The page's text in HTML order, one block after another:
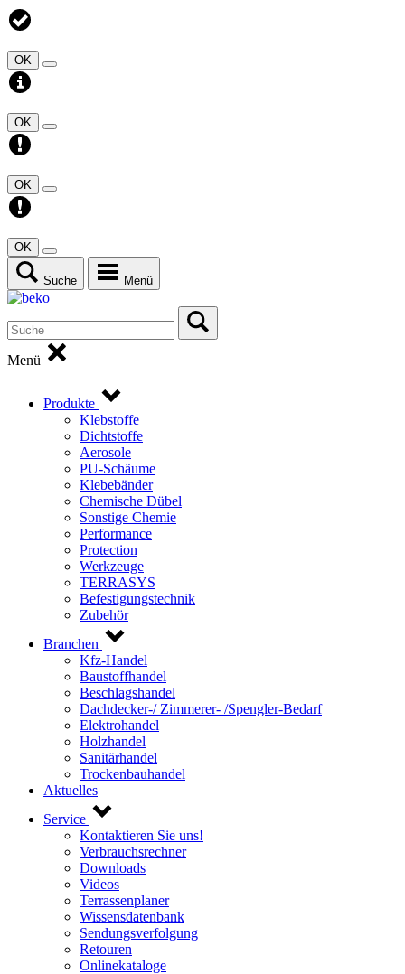
OK
OK
OK
OK
Suche Menü
Menü
Produkte
Klebstoffe
Dichtstoffe
Aerosole
PU-Schäume
Klebebänder
Chemische Dübel
Sonstige Chemie
Performance
Protection
Werkzeuge
TERRASYS
Befestigungstechnik
Zubehör
Branchen
Kfz-Handel
Baustoffhandel
Beschlagshandel
Dachdecker-/ Zimmerer- /Spengler-Bedarf
Elektrohandel
Holzhandel
Sanitärhandel
Trockenbauhandel
Aktuelles
Service
Kontaktieren Sie uns!
Verbrauchsrechner
Downloads
Videos
Terrassenplaner
Wissensdatenbank
Sendungsverfolgung
Retouren
Onlinekataloge